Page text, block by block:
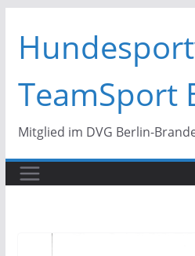
Inhalt
springen
TeamSport
Mitglied im DVG Berlin-